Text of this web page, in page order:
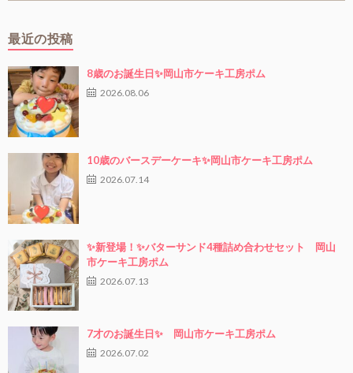
最近の投稿
8歳のお誕生日✨岡山市ケーキ工房ポム
2026.08.06
10歳のバースデーケーキ✨岡山市ケーキ工房ポム
2026.07.14
✨新登場！✨バターサンド4種詰め合わせセット 岡山
市ケーキ工房ポム
2026.07.13
7才のお誕生日✨ 岡山市ケーキ工房ポム
2026.07.02